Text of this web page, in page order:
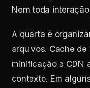
Nem toda
A quarta é
arquivos. Cache
minificação e CDN
contexto. Em